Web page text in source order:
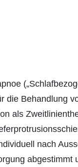
die Behandlung
als
nach